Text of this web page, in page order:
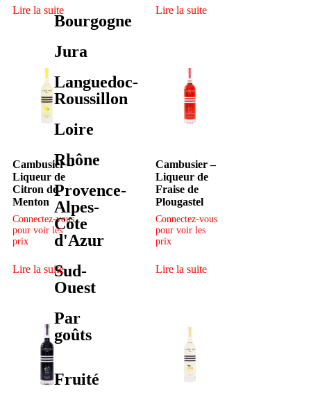
Bourgogne
Jura
Languedoc-
Roussillon
Loire
Rhône
Provence-
Alpes-
Côte
d'Azur
Sud-
Ouest
Par
goûts
Fruité
Lire la suite Lire la suite
Cambusier –
Liqueur de
Citron de
Menton
Connectez-vous
pour voir les
prix
Lire la suite
Cambusier –
Liqueur de
Fraise de
Plougastel
Connectez-vous
pour voir les
prix
Lire la suite